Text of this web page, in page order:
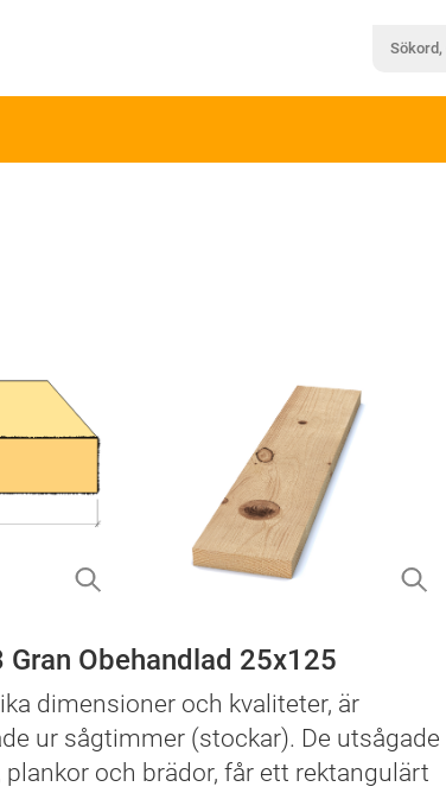
Gran Obehandlad 25x125
dimensioner och kvaliteter, är
ur sågtimmer (stockar). De utsågade
och brädor, får ett rektangulärt